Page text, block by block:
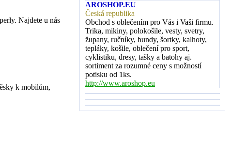
Najdete u nás
k mobilům,
AROSHOP.EU
Česká republika
Obchod s oblečením pro Vás i Vaši firmu.
Trika, mikiny, polokošile, vesty, svetry,
župany, ručníky, bundy, šortky, kalhoty,
tepláky, košile, oblečení pro sport,
cyklistiku, dresy, tašky a batohy aj.
sortiment za rozumné ceny s možností
potisku od 1ks.
http://www.aroshop.eu